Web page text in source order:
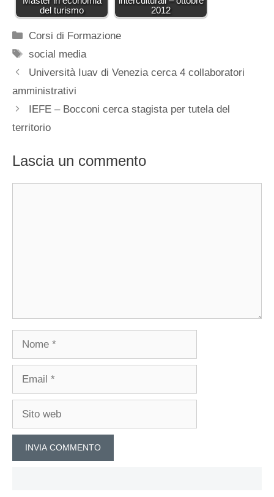
del turismo
2012
Categorie
Corsi di Formazione
Tag
social media
Università Iuav di Venezia cerca 4 collaboratori
amministrativi
IEFE – Bocconi cerca stagista per tutela del
territorio
Lascia un commento
Nome
Email
Sito